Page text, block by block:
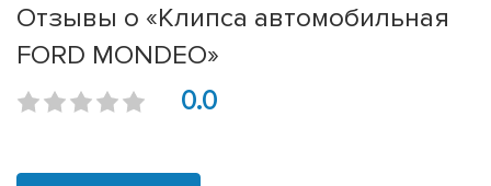
Отзывы о «Клипса автомобильная
FORD MONDEO»
0.0